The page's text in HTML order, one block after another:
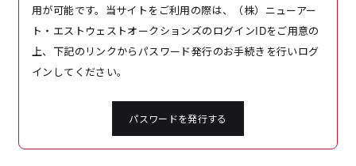
用が可能です。当サイトをご利用の際は、（株）ニューアー
ト・エストウェストオークションズのログインIDをご用意の
上、下記のリンクからパスワード発行のお手続きを行いログ
インしてください。
パスワードを発行する